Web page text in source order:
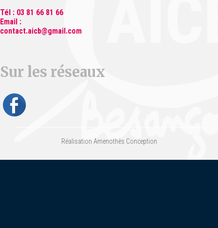
Tél : 03 81 66 81 66
Email :
contact.aicb@gmail.com
Sur les réseaux
Réalisation Amenothès Conception